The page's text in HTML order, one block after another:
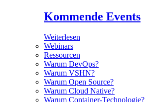
Kommende Events
Weiterlesen
Webinars
Ressourcen
Warum DevOps?
Warum VSHN?
Warum Open Source?
Warum Cloud Native?
Warum Container-Technologie?